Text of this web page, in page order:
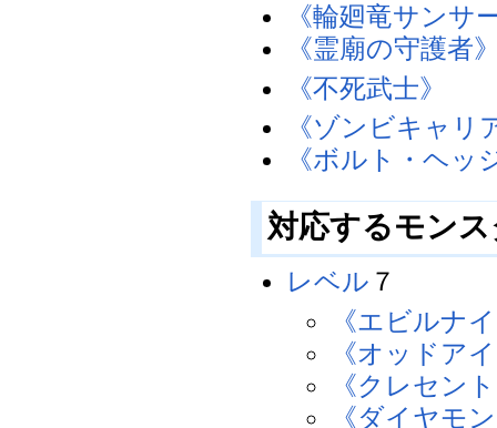
《輪廻竜サンサ
《霊廟の守護者
《不死武士》
《ゾンビキャリ
《ボルト・ヘッ
対応するモン
レベル ７
《エビルナ
《オッドア
《クレセン
《ダイヤモ